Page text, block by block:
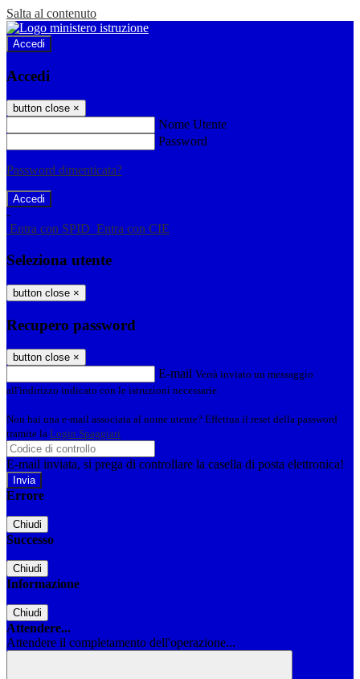
Salta al contenuto
Accedi
Accedi
button close ×
Nome Utente
Password
Password dimenticata?
-
Entra con SPID Entra con CIE
Seleziona utente
button close ×
Recupero password
button close ×
E-mail Verrà inviato un messaggio
all'indirizzo indicato con le istruzioni necessarie.
Non hai una e-mail associata al nome utente? Effettua il reset della password
tramite la Login Spaggiari
E-mail inviata, si prega di controllare la casella di posta elettronica!
Errore
Chiudi
Successo
Chiudi
Informazione
Chiudi
Attendere...
Attendere il completamento dell'operazione...